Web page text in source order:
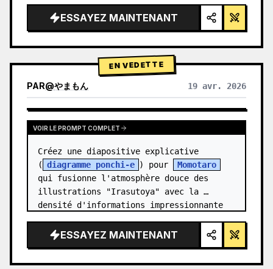
lumineux",
  "background": "{argument
default=\"dégradé doux de violet et de
ble…
ESSAYEZ MAINTENANT
EN VEDETTE
PAR@やまもん 19 avr. 2026
VOIR LES RÉSULTATS D'AUTRES MODÈLES
VOIR LE PROMPT COMPLET
Créez une diapositive explicative
( diagramme ponchi-e ) pour
Momotaro
qui fusionne l'atmosphère douce des
illustrations "Irasutoya" avec la
densité d'informations impressionnante
ESSAYEZ MAINTENANT